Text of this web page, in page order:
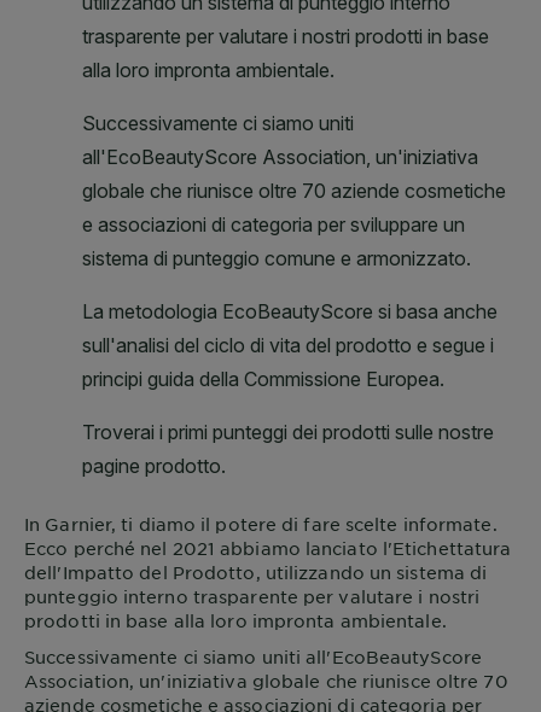
In Garnier, ti diamo il potere di fare scelte informate.
Ecco perché nel 2021 abbiamo lanciato l'Etichettatura
dell'Impatto del Prodotto, utilizzando un sistema di
punteggio interno trasparente per valutare i nostri
prodotti in base alla loro impronta ambientale.
Successivamente ci siamo uniti all'EcoBeautyScore
Association, un'iniziativa globale che riunisce oltre 70
aziende cosmetiche e associazioni di categoria per